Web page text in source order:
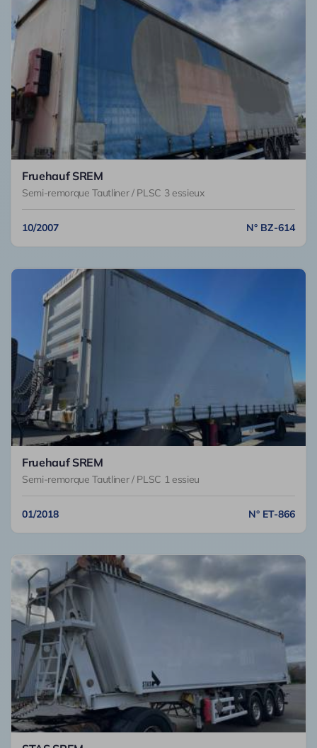
Fruehauf SREM
Semi-remorque Tautliner / PLSC 3 essieux
10/2007 N° BZ-614
Fruehauf SREM
Semi-remorque Tautliner / PLSC 1 essieu
01/2018 N° ET-866